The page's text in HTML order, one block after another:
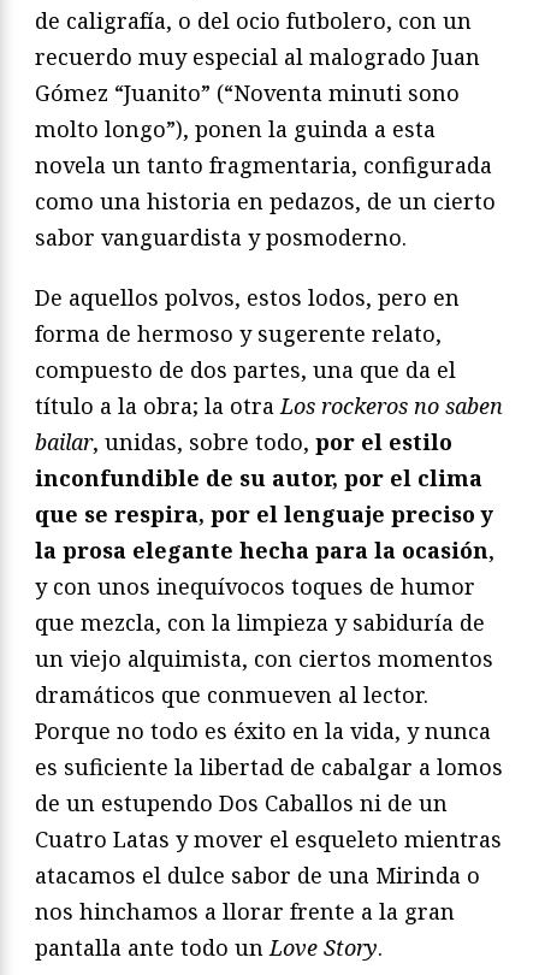
de caligrafía, o del ocio futbolero, con un
recuerdo muy especial al malogrado Juan
Gómez “Juanito” (“Noventa minuti sono
molto longo”), ponen la guinda a esta
novela un tanto fragmentaria, configurada
como una historia en pedazos, de un cierto
sabor vanguardista y posmoderno.
De aquellos polvos, estos lodos, pero en
forma de hermoso y sugerente relato,
compuesto de dos partes, una que da el
título a la obra; la otra Los rockeros no saben
bailar, unidas, sobre todo, por el estilo
inconfundible de su autor, por el clima
que se respira, por el lenguaje preciso y
la prosa elegante hecha para la ocasión,
y con unos inequívocos toques de humor
que mezcla, con la limpieza y sabiduría de
un viejo alquimista, con ciertos momentos
dramáticos que conmueven al lector.
Porque no todo es éxito en la vida, y nunca
es suficiente la libertad de cabalgar a lomos
de un estupendo Dos Caballos ni de un
Cuatro Latas y mover el esqueleto mientras
atacamos el dulce sabor de una Mirinda o
nos hinchamos a llorar frente a la gran
pantalla ante todo un Love Story.